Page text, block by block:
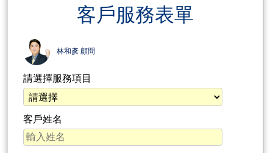
客戶服務表單
林和彥 顧問
請選擇服務項目
客戶姓名